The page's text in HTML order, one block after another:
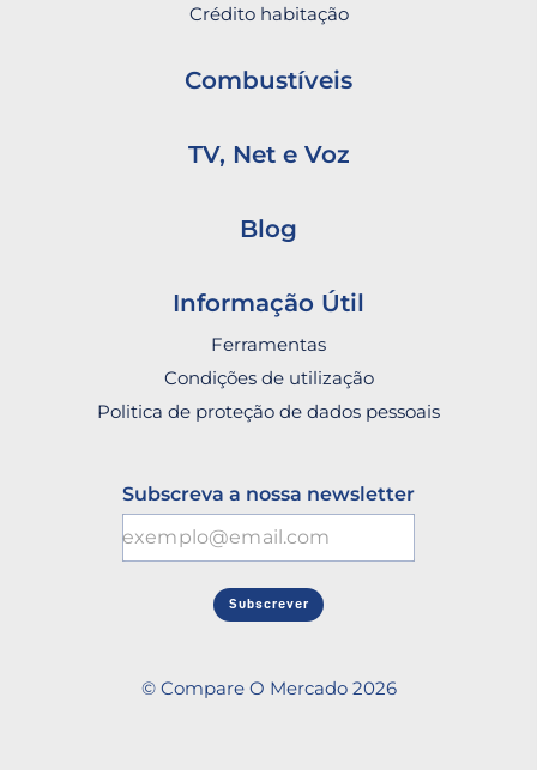
Crédito habitação
Combustíveis
TV, Net e Voz
Blog
Informação Útil
Ferramentas
Condições de utilização
Politica de proteção de dados pessoais
Subscreva a nossa newsletter
Subscrever
© Compare O Mercado 2026